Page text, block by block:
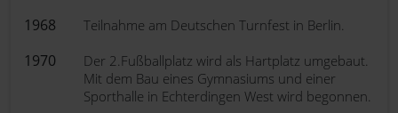
1968 Teilnahme am Deutschen Turnfest in Berlin.
1970
Der 2.Fußballplatz wird als Hartplatz umgebaut.
Mit dem Bau eines Gymnasiums und einer
Sporthalle in Echterdingen West wird begonnen.